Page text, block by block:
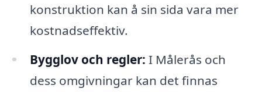
konstruktion kan å sin sida vara mer
kostnadseffektiv.
Bygglov och regler: I Målerås och
dess omgivningar kan det finnas